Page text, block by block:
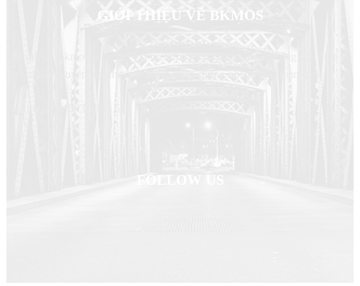
GIỚI THIỆU VỀ BKMOS
FOLLOW US